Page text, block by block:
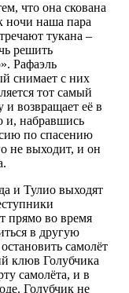
что она скована
ночи наша пара
тукана –
решить
Рафаэль
снимает с них
тот самый
возвращает её в
и, набравшись
по спасению
не выходит, и он
и Тулио выходят
прямо во время
в другую
самолёт
клюв Голубчика
самолёта, и в
Голубчик не